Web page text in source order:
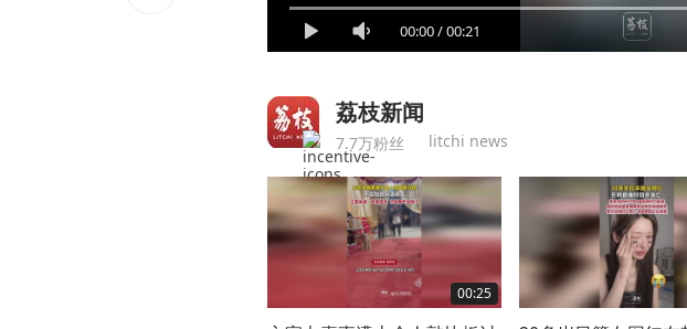
00:00/00:21
荔枝新闻
7.7万粉丝 litchi news
00:25